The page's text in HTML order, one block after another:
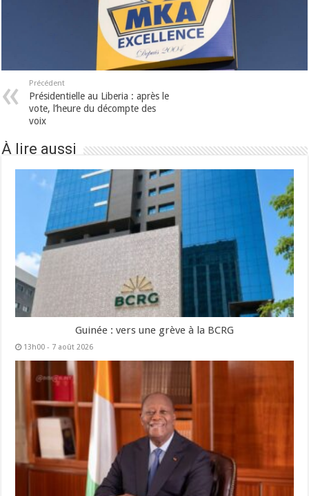
Précédent
Présidentielle au Liberia : après le
vote, l’heure du décompte des
voix
À lire aussi
Guinée : vers une grève à la BCRG
13h00 - 7 août 2026